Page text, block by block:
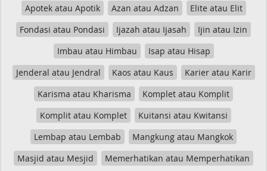
Apotek atau Apotik
Azan atau Adzan
Elite atau Elit
Fondasi atau Pondasi
Ijazah atau Ijasah
Ijin atau Izin
Imbau atau Himbau
Isap atau Hisap
Jenderal atau Jendral
Kaos atau Kaus
Karier atau Karir
Karisma atau Kharisma
Komplet atau Komplit
Komplit atau Komplet
Kuitansi atau Kwitansi
Lembap atau Lembab
Mangkung atau Mangkok
Masjid atau Mesjid
Memerhatikan atau Memperhatikan